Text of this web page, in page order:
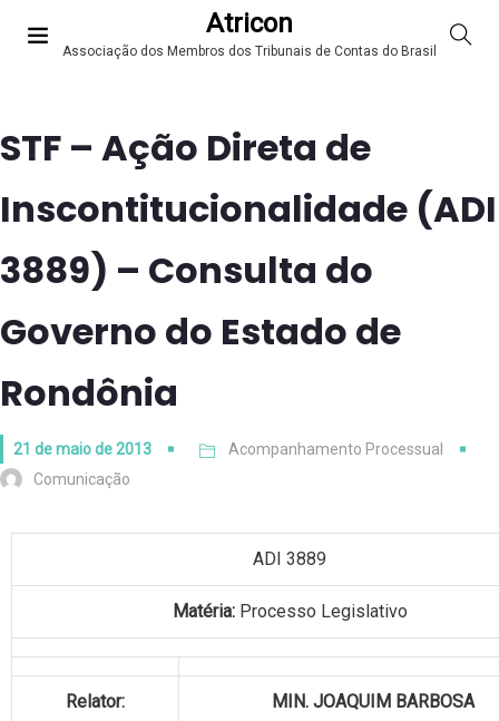
Atricon
Associação dos Membros dos Tribunais de Contas do Brasil
STF – Ação Direta de
Inscontitucionalidade (ADI
3889) – Consulta do
Governo do Estado de
Rondônia
21 de maio de 2013
Acompanhamento Processual
Comunicação
ADI 3889
Matéria:Processo Legislativo
Relator: MIN. JOAQUIM BARBOSA